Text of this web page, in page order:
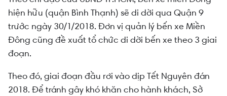
hiện hữu (quận Bình Thạnh) sẽ di dời qua Quận 9
trước ngày 30/1/2018. Đơn vị quản lý bến xe Miền
Đông cũng đề xuất tổ chức di dời bến xe theo 3 giai
đoạn.
Theo đó, giai đoạn đầu rơi vào dịp Tết Nguyên đán
2018. Để tránh gây khó khăn cho hành khách, Sở